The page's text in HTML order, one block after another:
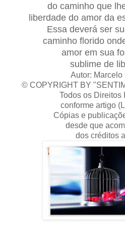
do caminho que
liberdade do amor da
Essa deverá ser
caminho florido
amor em sua
sublime de
Autor: Marcelo
© COPYRIGHT BY
Todos os Direitos
conforme artigo
Cópias e
desde que
dos créditos